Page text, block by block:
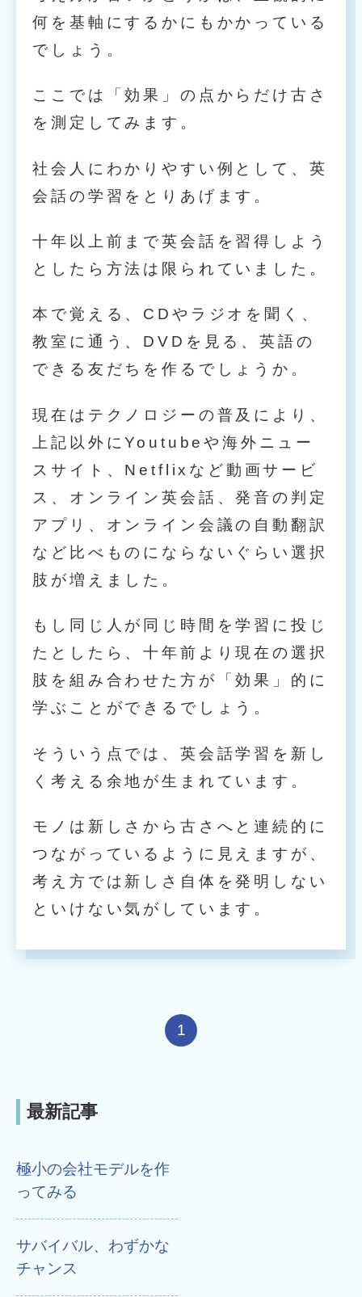
何を基軸にするかにもかかっている
でしょう。
ここでは「効果」の点からだけ古さ
を測定してみます。
社会人にわかりやすい例として、英
会話の学習をとりあげます。
十年以上前まで英会話を習得しよう
としたら方法は限られていました。
本で覚える、CDやラジオを聞く、
教室に通う、DVDを見る、英語の
できる友だちを作るでしょうか。
現在はテクノロジーの普及により、
上記以外にYoutubeや海外ニュー
スサイト、Netflixなど動画サービ
ス、オンライン英会話、発音の判定
アプリ、オンライン会議の自動翻訳
など比べものにならないぐらい選択
肢が増えました。
もし同じ人が同じ時間を学習に投じ
たとしたら、十年前より現在の選択
肢を組み合わせた方が「効果」的に
学ぶことができるでしょう。
そういう点では、英会話学習を新し
く考える余地が生まれています。
モノは新しさから古さへと連続的に
つながっているように見えますが、
考え方では新しさ自体を発明しない
といけない気がしています。
1
最新記事
極小の会社モデルを作
ってみる
サバイバル、わずかな
チャンス